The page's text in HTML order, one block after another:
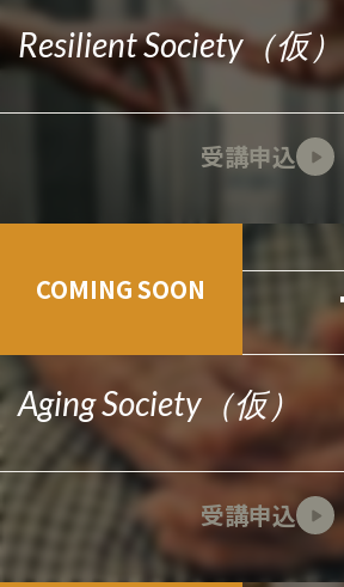
Resilient Society（仮）
受講申込
COMING SOON
Aging Society（仮）
受講申込